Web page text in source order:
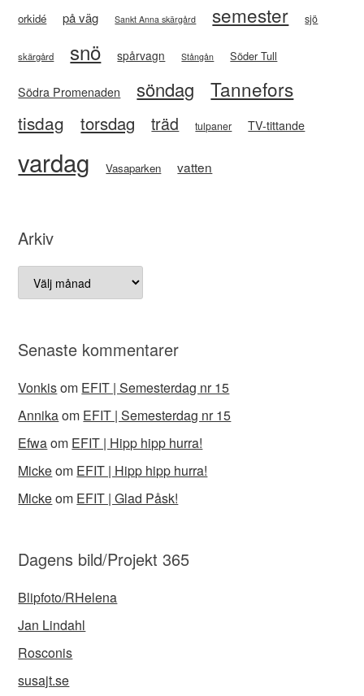
orkidé på väg Sankt Anna skärgård semester sjö
skärgård snö spårvagn Stångån Söder Tull
Södra Promenaden söndag Tannefors
tisdag torsdag träd tulpaner TV-tittande
vardag Vasaparken vatten
Arkiv
Arkiv
Senaste kommentarer
Vonkisom EFIT | Semesterdag nr 15
Annikaom EFIT | Semesterdag nr 15
Efwaom EFIT | Hipp hipp hurra!
Mickeom EFIT | Hipp hipp hurra!
Mickeom EFIT | Glad Påsk!
Dagens bild/Projekt 365
Blipfoto/RHelena
Jan Lindahl
Rosconis
susajt.se